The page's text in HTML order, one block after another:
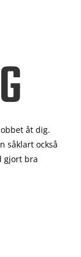
åt dig.
såklart också
gjort bra